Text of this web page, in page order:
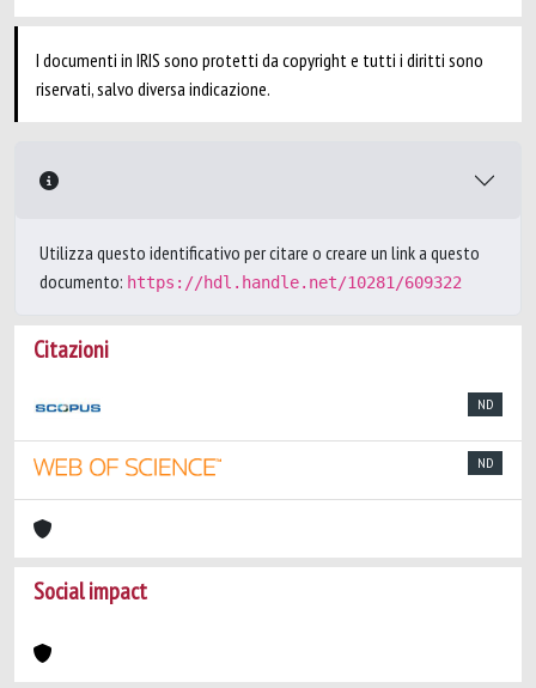
I documenti in IRIS sono protetti da copyright e tutti i diritti sono
riservati, salvo diversa indicazione.
Utilizza questo identificativo per citare o creare un link a questo
documento: https://hdl.handle.net/10281/609322
Citazioni
ND
ND
Social impact